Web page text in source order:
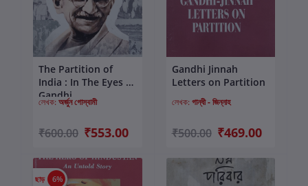
কার্টে যোগ করুন
The Partition of
India : In The Eyes of
Gandhi
লেখক: অর্জুন গোস্বামী
₹600.00 ₹553.00
কার্টে যোগ করুন
Gandhi Jinnah
Letters on Partition
লেখক: গান্ধী - জিন্নাহ
₹500.00 ₹469.00
ছাড় 6%